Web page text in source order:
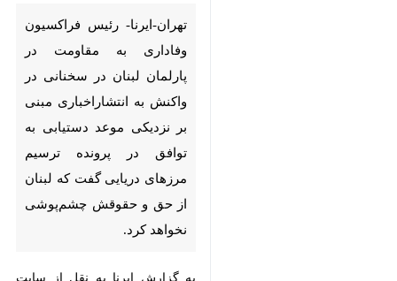
تهران-ایرنا- رئیس فراکسیون
وفاداری به مقاومت در پارلمان
لبنان در سخنانی در واکنش به
انتشاراخباری مبنی بر نزدیکی
موعد دستیابی به توافق در پرونده
ترسیم مرزهای دریایی گفت که
لبنان از حق و حقوقش چشم‌پوشی
نخواهد کرد.
به گزارش ایرنا به نقل از سایت
النشره، محمد رعد رییس نمایندگان